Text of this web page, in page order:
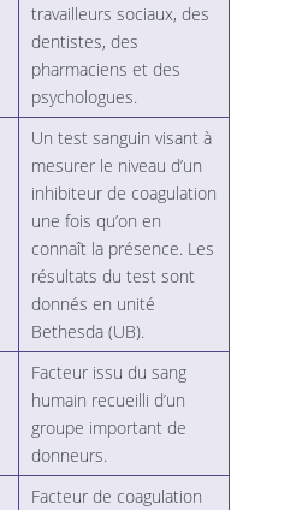
travailleurs sociaux, des
dentistes, des
pharmaciens et des
psychologues.
Un test sanguin visant à
mesurer le niveau d’un
inhibiteur de coagulation
une fois qu’on en
connaît la présence. Les
résultats du test sont
donnés en unité
Bethesda (UB).
Facteur issu du sang
humain recueilli d’un
groupe important de
donneurs.
Facteur de coagulation